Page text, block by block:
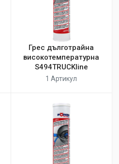
Грес дълготрайна
високотемпературна
S494TRUCKline
1 Артикул